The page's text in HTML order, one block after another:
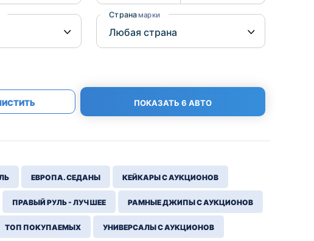
Страна марки
ПОКАЗАТЬ 6 АВТО
ЕВРОПА. СЕДАНЫ КЕЙКАРЫ С АУКЦИОНОВ
ПРАВЫЙ РУЛЬ - ЛУЧШЕЕ РАМНЫЕ ДЖИПЫ С АУКЦИОНОВ
ТОП ПОКУПАЕМЫХ УНИВЕРСАЛЫ С АУКЦИОНОВ